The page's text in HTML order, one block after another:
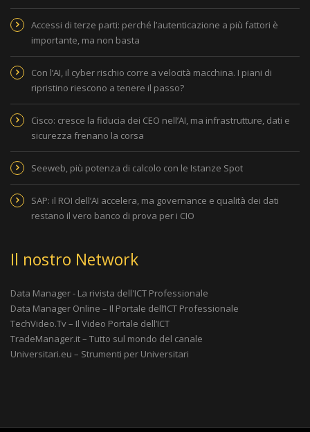
Accessi di terze parti: perché l’autenticazione a più fattori è
importante, ma non basta
Con l’AI, il cyber rischio corre a velocità macchina. I piani di
ripristino riescono a tenere il passo?
Cisco: cresce la fiducia dei CEO nell’AI, ma infrastrutture, dati e
sicurezza frenano la corsa
Seeweb, più potenza di calcolo con le Istanze Spot
SAP: il ROI dell’AI accelera, ma governance e qualità dei dati
restano il vero banco di prova per i CIO
Il nostro Network
Data Manager - La rivista dell'ICT Professionale
Data Manager Online – Il Portale dell’ICT Professionale
TechVideo.Tv – Il Video Portale dell’ICT
TradeManager.it – Tutto sul mondo del canale
Universitari.eu – Strumenti per Universitari